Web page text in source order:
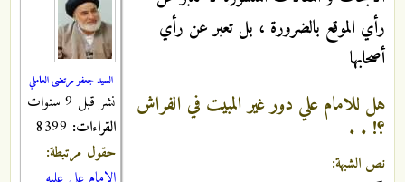
الإسلامي
السيد جعفر مرتضى العاملي
نشر قبل 9 سنوات
القراءات:
حقول مرتبطة:
رأي الموقع بالضرورة ، بل تعبر عن رأي
أصحابها
هل للامام علي دور غير المبيت في الفراش
؟! . .
نص الشبهة: